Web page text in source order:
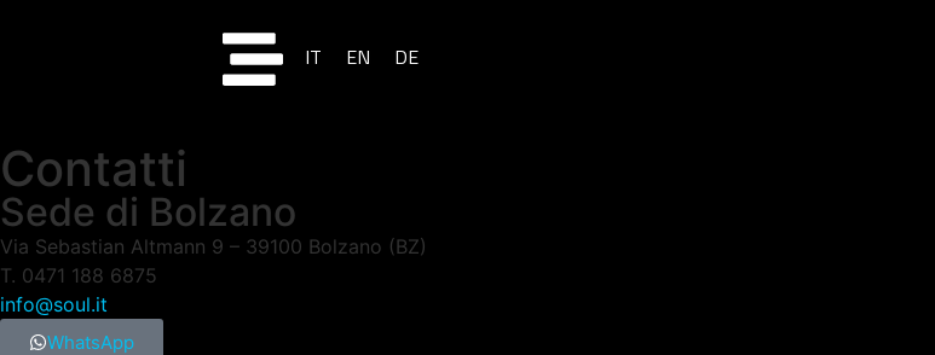
IT EN DE
Contatti
Sede di Bolzano
Via Sebastian Altmann 9 – 39100 Bolzano (BZ)
T. 0471 188 6875
info@soul.it
WhatsApp